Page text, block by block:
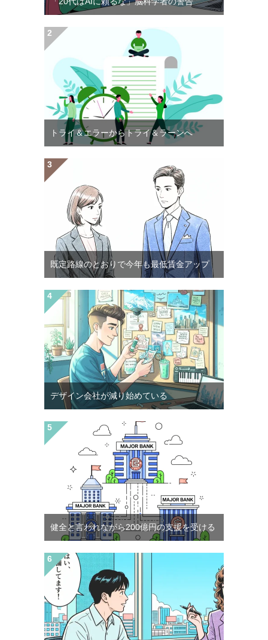
トライ＆エラーからトライ＆ラーンへ
既定路線のとおりで今年も最低賃金アップ
デザイン会社が減り始めている
健全と言われながら200億円の支援を受ける